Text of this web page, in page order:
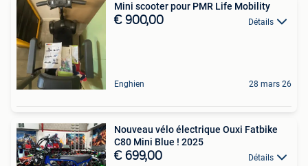
Mini scooter pour PMR Life Mobility
€ 900,00 Détails
Enghien 28 mars 26
Nouveau vélo électrique Ouxi Fatbike
C80 Mini Blue ! 2025
€ 699,00 Détails